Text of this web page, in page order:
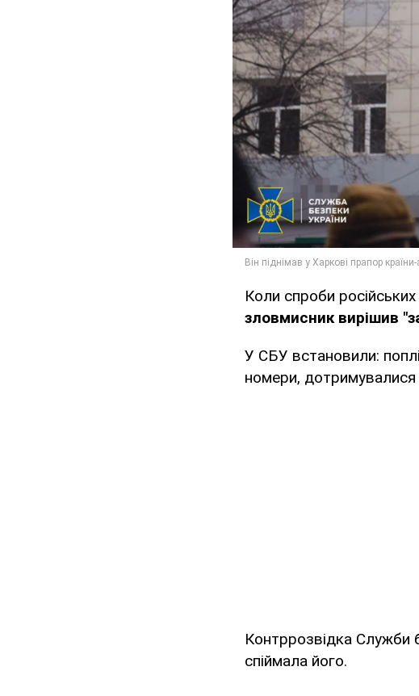
Коли спроби
зловмисник вирішив
У СБУ встановили:
номери, дотримувалися
Контррозвідка Служби
спіймала його.